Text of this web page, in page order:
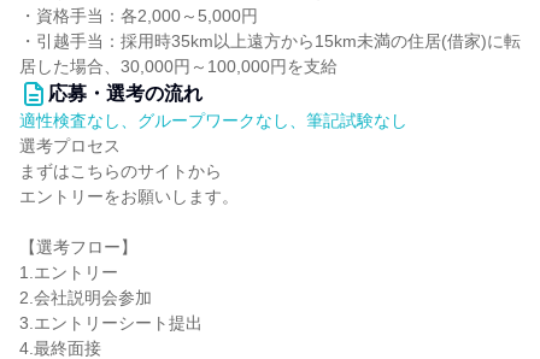
・資格手当：各2,000～5,000円
・引越手当：採用時35km以上遠方から15km未満の住居(借家)に転
居した場合、30,000円～100,000円を支給
応募・選考の流れ
適性検査なし、グループワークなし、筆記試験なし
選考プロセス
まずはこちらのサイトから
エントリーをお願いします。
【選考フロー】
1.エントリー
2.会社説明会参加
3.エントリーシート提出
4.最終面接